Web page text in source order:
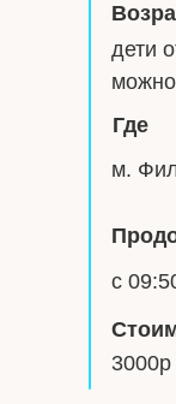
3000р
Где
с
м.
дети